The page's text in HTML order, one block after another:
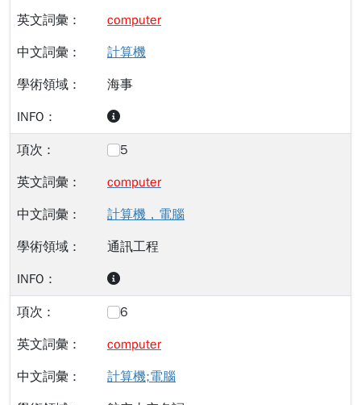
computer
計算機
海事
5
computer
計算機，電腦
通訊工程
6
computer
計算機;電腦